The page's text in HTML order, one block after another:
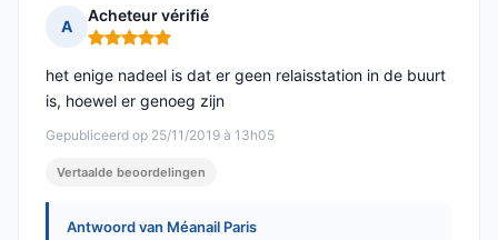
A
Acheteur vérifié
Opmerking: 5 van 5
Gepubliceerd op 25/11/2019 à 13h05
het enige nadeel is dat er geen relaisstation in de buurt
is, hoewel er genoeg zijn
Vertaalde beoordelingen
Antwoord van Méanail Paris